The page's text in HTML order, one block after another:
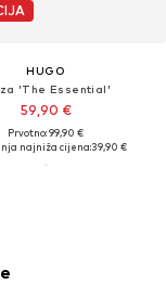
HUGO
'The Essential'
59,90 €
Prvotno: 99,90 €
najniža cijena:39,90 €